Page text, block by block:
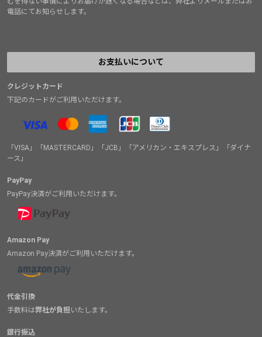
電話にてお知らせします。
お支払いについて
クレジットカード
下記のカードがご利用いただけます。
「VISA」「MASTERCARD」「JCB」「アメリカン・エキスプレス」「ダイナ
ース」
PayPay
PayPay決済がご利用いただけます。
Amazon Pay
Amazon Pay決済がご利用いただけます。
代金引換
手数料は弊社が負担 いたします。
銀行振込